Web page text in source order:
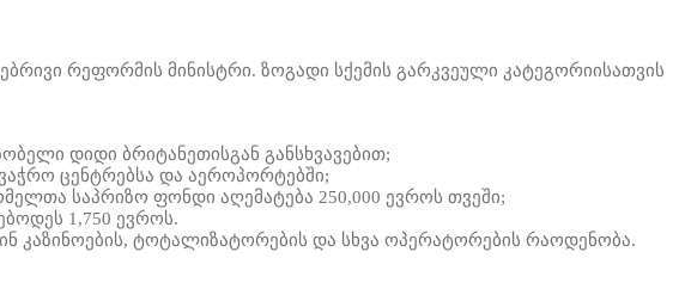
რეფორმის მინისტრი. ზოგადი სქემის გარკვეული კატეგორიისათვის
დიდი ბრიტანეთისგან განსხვავებით;
ცენტრებსა და აეროპორტებში;
საპრიზო ფონდი აღემატება 250,000 ევროს თვეში;
1,750 ევროს.
კაზინოების, ტოტალიზატორების და სხვა ოპერატორების რაოდენობა.